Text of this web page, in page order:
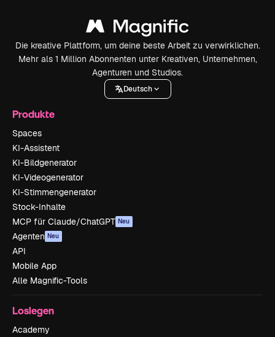
Die kreative Plattform, um deine beste Arbeit zu verwirklichen.
Mehr als 1 Million Abonnenten unter Kreativen, Unternehmen,
Agenturen und Studios.
Deutsch
Produkte
Spaces
KI-Assistent
KI-Bildgenerator
KI-Videogenerator
KI-Stimmengenerator
Stock-Inhalte
MCP für Claude/ChatGPT Neu
Agenten Neu
API
Mobile App
Alle Magnific-Tools
Loslegen
Academy